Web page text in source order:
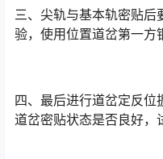
三、尖轨与基本轨密贴
验，使用位置道岔第一方
四、最后进行道岔定反位
道岔密贴状态是否良好，